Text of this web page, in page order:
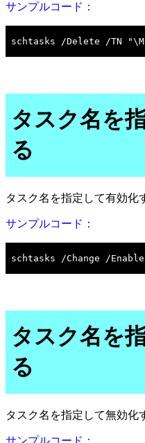
サンプルコード：
タスク名を
る
タスク名を指定して有効化
サンプルコード：
タスク名を
る
タスク名を指定して無効化
サンプルコード：